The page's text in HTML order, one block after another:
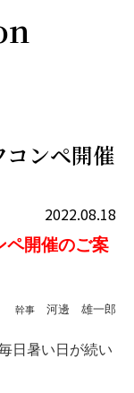
ンペ開催
2022.08.18
ペ開催のご案
幹事 河邊 雄一郎
日暑い日が続い